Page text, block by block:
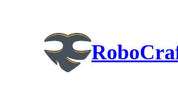
содержимому